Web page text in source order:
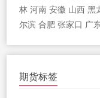
林 河南 安徽 山西 黑
尔滨 合肥 张家口 广
期货标签